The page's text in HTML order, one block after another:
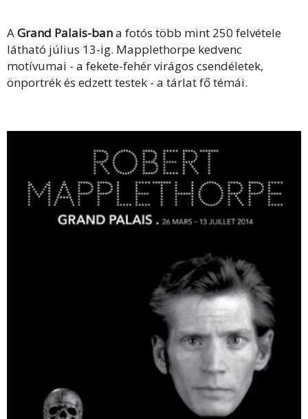
AGrand Palais-bana fotós több mint 250 felvétele
látható július 13-ig. Mapplethorpe kedvenc
motívumai - a fekete-fehér virágos csendéletek,
önportrék és edzett testek - a tárlat fő témái.